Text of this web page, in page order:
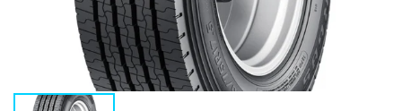
О КОМПАНИИ
КОНТАКТЫ